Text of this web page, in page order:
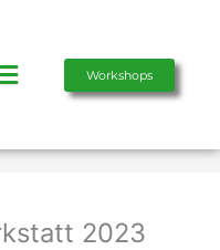
Workshops
2023